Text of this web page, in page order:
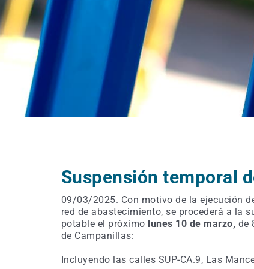
Suspensión temporal
09/03/2025. Con motivo de la ejecución
red de abastecimiento, se procederá a la
potable el próximo lunes 10 de marzo, de
de Campanillas:
Incluyendo las calles SUP-CA.9, Las